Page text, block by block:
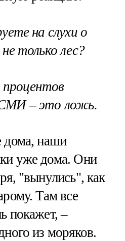
на слухи о
только лес?
– это ложь.
наши
уже дома. Они
"вынулись", как
Там все
покажет, –
из моряков.